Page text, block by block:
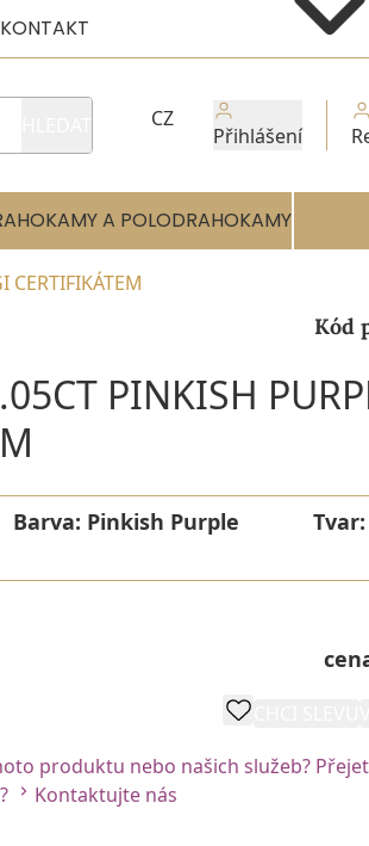
KONTAKT
CZ
Přihlášení
A POLODRAHOKAMY
CERTIFIKÁTEM
Kód
PINKISH
Barva: Pinkish Purple Tvar:
produktu nebo našich služeb?
Kontaktujte nás